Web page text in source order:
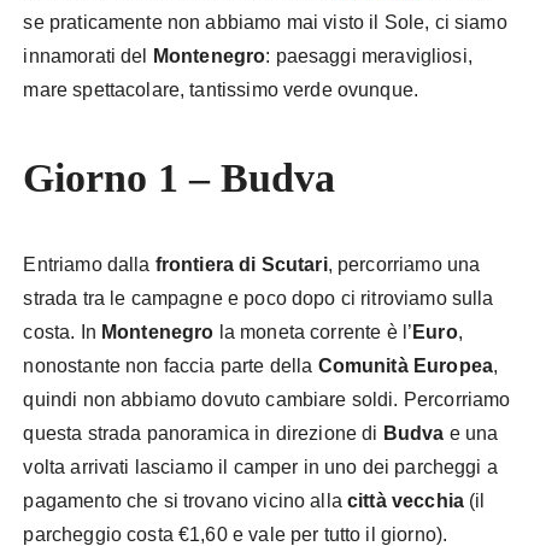
se praticamente non abbiamo mai visto il Sole, ci siamo
innamorati del
Montenegro: paesaggi meravigliosi,
mare spettacolare, tantissimo verde ovunque.
Giorno 1 – Budva
Entriamo dalla frontiera di Scutari, percorriamo una
strada tra le campagne e poco dopo ci ritroviamo sulla
costa. In Montenegro la moneta corrente è l’ Euro,
nonostante non faccia parte della Comunità Europea,
quindi non abbiamo dovuto cambiare soldi. Percorriamo
questa strada panoramica in direzione di Budva e una
volta arrivati lasciamo il camper in uno dei parcheggi a
pagamento che si trovano vicino allacittà vecchia (il
parcheggio costa €1,60 e vale per tutto il giorno).